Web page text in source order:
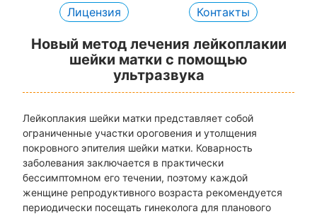
Лицензия
Контакты
Новый метод лечения лейкоплакии
шейки матки с помощью
ультразвука
Лейкоплакия шейки матки представляет собой
ограниченные участки ороговения и утолщения
покровного эпителия шейки матки. Коварность
заболевания заключается в практически
бессимптомном его течении, поэтому каждой
женщине репродуктивного возраста рекомендуется
периодически посещать гинеколога для планового